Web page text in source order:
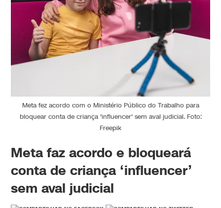
Meta fez acordo com o Ministério Público do Trabalho para
bloquear conta de criança 'influencer' sem aval judicial. Foto:
Freepik
Meta faz acordo e bloqueará
conta de criança ‘influencer’
sem aval judicial